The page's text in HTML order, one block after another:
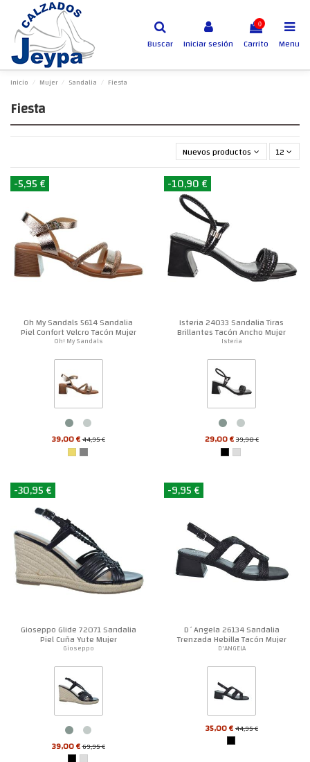
Buscar Iniciar sesión
0
Carrito Menu
Inicio Mujer Sandalia Fiesta
Fiesta
Nuevos productos primero12
-5,95 €
Oh My Sandals 5614 Sandalia
Piel Confort Velcro Tacón Mujer
Oh! My Sandals
39,00 €44,95 €
-10,90 €
Isteria 24033 Sandalia Tiras
Brillantes Tacón Ancho Mujer
Isteria
29,00 €39,90 €
-30,95 €
Gioseppo Glide 72071 Sandalia
Piel Cuña Yute Mujer
Gioseppo
39,00 €69,95 €
-9,95 €
D´Angela 26134 Sandalia
Trenzada Hebilla Tacón Mujer
Fiesta
D'ANGELA
35,00 €44,95 €